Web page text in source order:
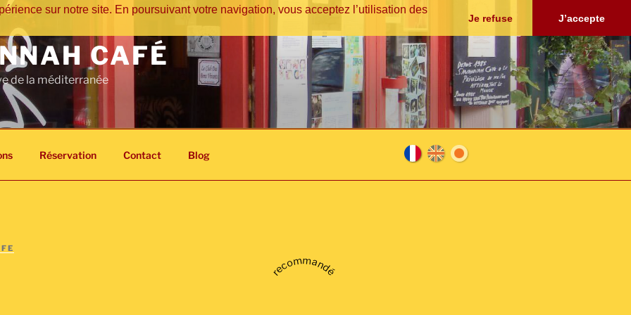
sur notre site. En poursuivant votre navigation, vous acceptez l’utilisation des
Je refuse J’accepte
CAFÉ
de la méditerranée
Réservation Contact Blog
Fra En 日
recommandé